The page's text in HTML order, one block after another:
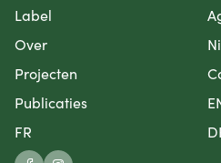
Label
Over
Projecten
Publicaties
FR